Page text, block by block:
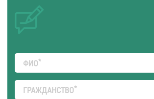
ФИО*
ГРАЖДАНСТВО*